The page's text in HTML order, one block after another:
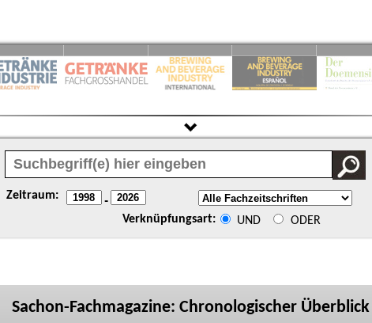
Zeitraum: -
Verknüpfungsart: UND ODER
Sachon-Fachmagazine: Chronologischer Überblick